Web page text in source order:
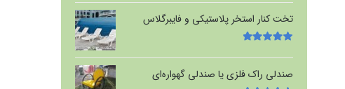
5
تخت کنار استخر پلاستیکی و فایبرگلاس
5
صندلی راک فلزی یا صندلی گهواره‌ای